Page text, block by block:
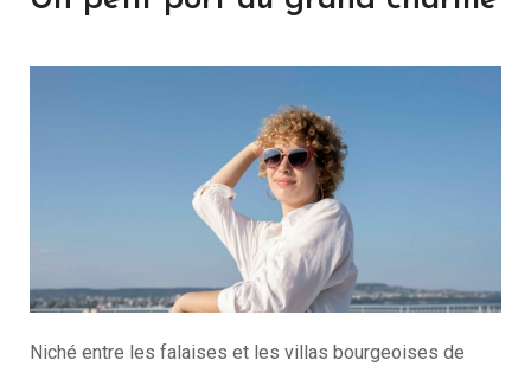
Niché entre les falaises et les villas bourgeoises de